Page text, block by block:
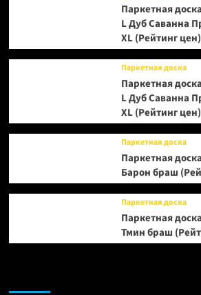
Паркетная
L Дуб Саванна
XL (Рейтинг цен)
Паркетная доска
Паркетная
L Дуб Саванна
XL (Рейтинг цен)
Паркетная доска
Паркетная
Барон браш
Паркетная доска
Паркетная
Тмин браш